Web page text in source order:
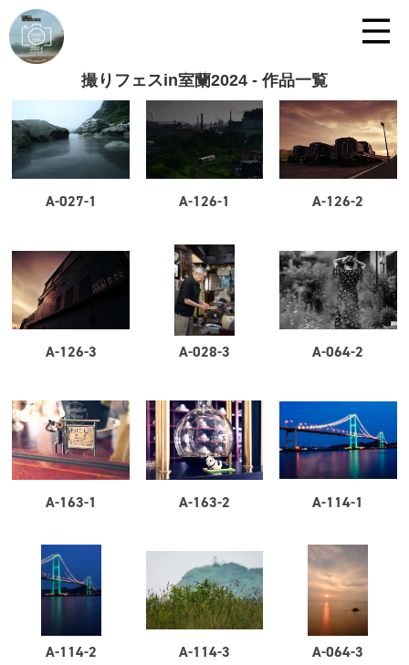
撮りフェスin室蘭2024 - 作品一覧
A-027-1 A-126-1 A-126-2
A-126-3 A-028-3 A-064-2
A-163-1 A-163-2 A-114-1
A-114-2 A-114-3 A-064-3